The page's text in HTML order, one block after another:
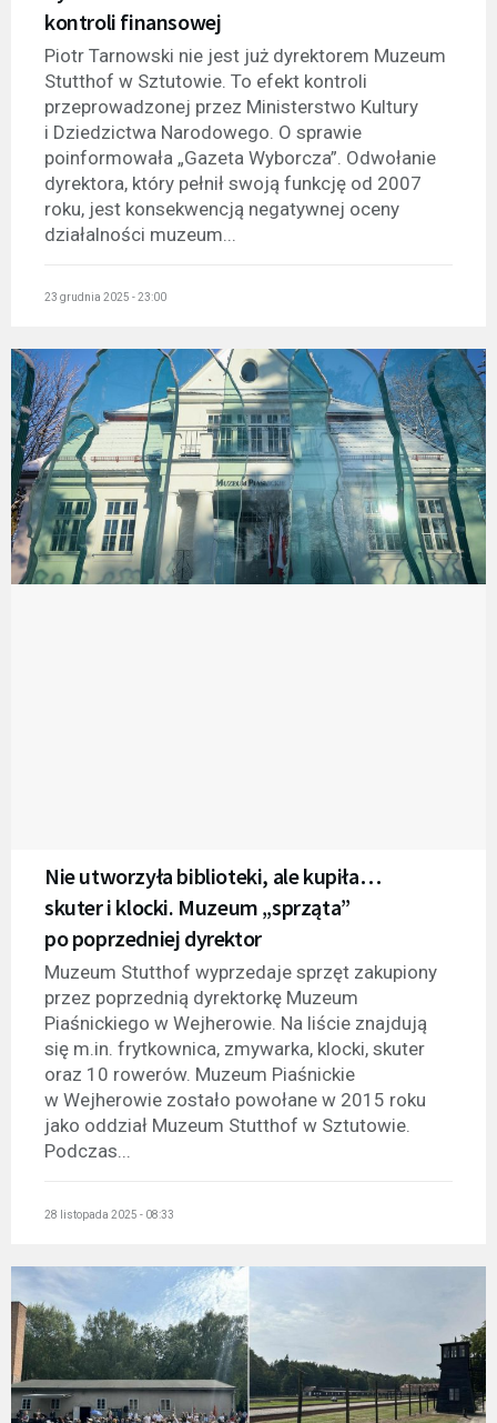
kontroli finansowej
Piotr Tarnowski nie jest już dyrektorem Muzeum
Stutthof w Sztutowie. To efekt kontroli
przeprowadzonej przez Ministerstwo Kultury
i Dziedzictwa Narodowego. O sprawie
poinformowała „Gazeta Wyborcza”. Odwołanie
dyrektora, który pełnił swoją funkcję od 2007
roku, jest konsekwencją negatywnej oceny
działalności muzeum...
23 grudnia 2025 - 23:00
Nie utworzyła biblioteki, ale kupiła…
skuter i klocki. Muzeum „sprząta”
po poprzedniej dyrektor
Muzeum Stutthof wyprzedaje sprzęt zakupiony
przez poprzednią dyrektorkę Muzeum
Piaśnickiego w Wejherowie. Na liście znajdują
się m.in. frytkownica, zmywarka, klocki, skuter
oraz 10 rowerów. Muzeum Piaśnickie
w Wejherowie zostało powołane w 2015 roku
jako oddział Muzeum Stutthof w Sztutowie.
Podczas...
28 listopada 2025 - 08:33